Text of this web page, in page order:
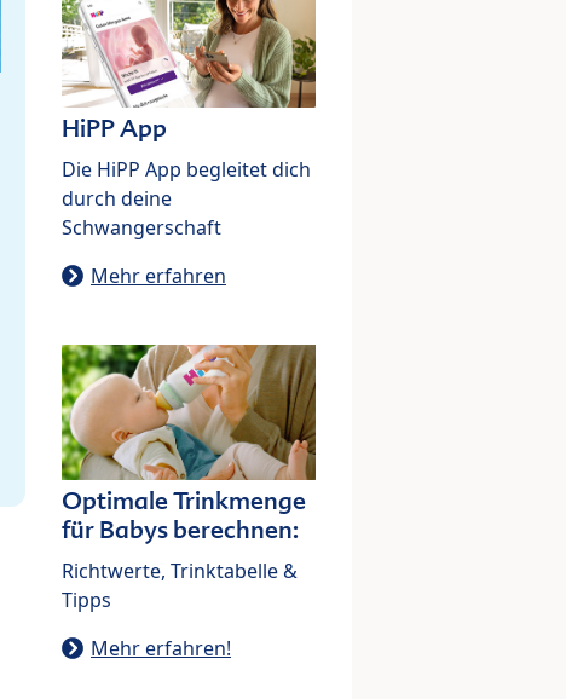
HiPP App
Die HiPP App begleitet dich
durch deine
Schwangerschaft
Mehr erfahren
Optimale Trinkmenge
für Babys berechnen:
Richtwerte, Trinktabelle &
Tipps
Mehr erfahren!